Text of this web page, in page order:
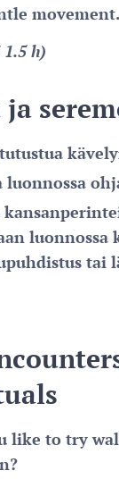
movement.
h)
ja
luonnossa
luonnossa
tai
like to try